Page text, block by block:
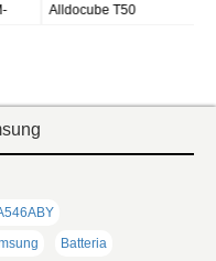
T50
Batteria